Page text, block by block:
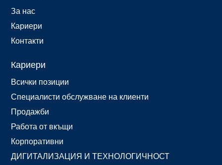
За нас
Кариери
Контакти
Кариери
Всички позиции
Специалисти обслужване на клиенти
Продажби
Работа от вкъщи
Корпоративни
ДИГИТАЛИЗАЦИЯ И ТЕХНОЛОГИЧНОСТ